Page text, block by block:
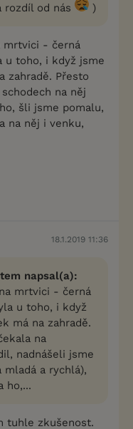
rozdíl od nás
)
mrtvici - černá
u toho, i když jsme
zahradě. Přesto
na něj
šli jsme pomalu,
na něj i venku,
18.1.2019 11:36
napsal(a):
mrtvici - černá
u toho, i když
má na zahradě.
na
nadnášeli jsme
a rychlá),
ho,...
tuhle zkušenost.